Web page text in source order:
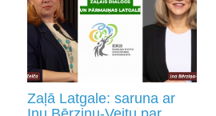
Zaļā Latgale: saruna ar